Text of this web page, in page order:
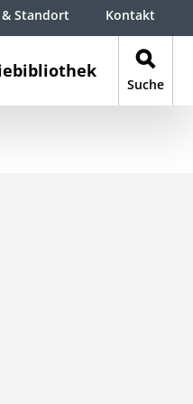
Suche
Standort Kontakt